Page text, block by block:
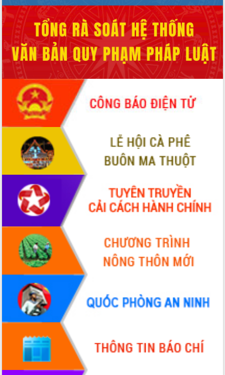
đến năm 2050
Phát động chiến dịch 30 ngày đêm
giải phóng mặt bằng Tuyến đường bộ
ven biển
Đắk Lắk nỗ lực thúc đẩy tăng trưởng
kinh tế từ 10% trở lên trong Quý
II/2026
Đắk Lắk ký kết thỏa thuận hợp tác về
chuyển đổi số giai đoạn 2026 – 2030
với Tập đoàn Bưu chính Viễn thông
Việt Nam
Thứ trưởng Bộ Y tế làm việc với tỉnh
Đắk Lắk về phát triển nhân lực y tế
cho trạm y tế cấp xã
Du lịch Đắk Lắk nâng tầm trải nghiệm
du khách thông qua Hệ thống cơ sở dữ
liệu và Bản đồ số
Tập huấn ứng dụng trí tuệ nhân tạo (AI)
trong thương mại điện tử năm 2026
Đoàn đại biểu Quốc hội tỉnh Đắk Lắk
trao đổi thông tin trước Kỳ họp thứ
nhất, Quốc hội khóa XVI
Quyết liệt cải cách hành chính, khơi
thông nguồn lực phát triển
Nâng cao hiệu lực, hiệu quả HĐND
tỉnh thông qua hiện đại hóa hành chính
Xã Ea Phê gắn cải cách hành chính với
chuyển đổi số
Phó Chủ tịch Thường trực UBND tỉnh
Hồ Thị Nguyên Thảo làm việc tại Trung
tâm Phục vụ hành chính công xã Ea
Xây dựng nền hành chính số đồng
hành cùng nông dân dân, doanh nghiệp